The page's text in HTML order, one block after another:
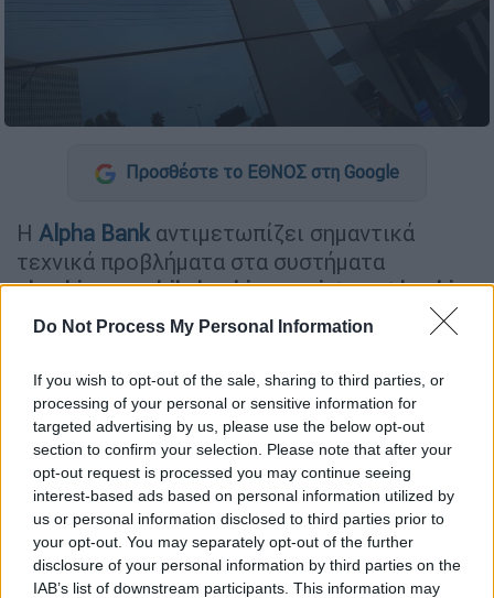
Do Not Process My Personal Information
If you wish to opt-out of the sale, sharing to third parties, or
processing of your personal or sensitive information for
targeted advertising by us, please use the below opt-out
section to confirm your selection. Please note that after your
opt-out request is processed you may continue seeing
interest-based ads based on personal information utilized by
us or personal information disclosed to third parties prior to
your opt-out. You may separately opt-out of the further
disclosure of your personal information by third parties on the
IAB’s list of downstream participants. This information may
Προσθέστε το ΕΘΝΟΣ στη Google
Η Alpha Bank αντιμετωπίζει σημαντικά
τεχνικά προβλήματα στα συστήματα
ebanking - mobile bankingκαιinternet banking
- την τελευταία ημέρα της προθεσμίας για
επιχειρήσεων στο σύστημα άμεσων
πληρωμώνIRIS.
Συγκεκριμένα, οι χρήστες δεν μπορούν να
πραγματοποιήσουνκαμία συναλλαγή, καθώς
η διαδικασία σύνδεσης «κολλάει» τόσο
στους υπολογιστές όσο και στα κινητά
τηλέφωνα.